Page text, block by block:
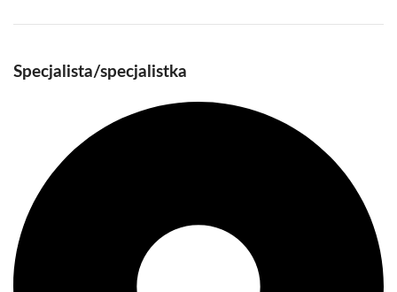
Specjalista/specjalistka